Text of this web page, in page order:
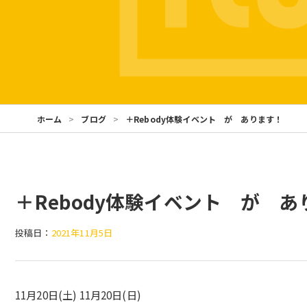
ホーム ブログ ＋Rebody体験イベント が あります！
＋Rebody体験イベント が あ
投稿日： 2021年11月5日
11月20日(土) 11月20日(日)